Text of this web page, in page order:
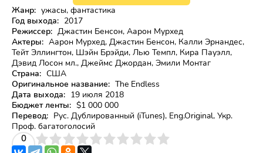
Жанр: ужасы, фантастика
Год выхода: 2017
Режиссер: Джастин Бенсон, Аарон Мурхед
Актеры: Аарон Мурхед, Джастин Бенсон, Калли Эрнандес,
Тейт Эллингтон, Шэйн Брэйди, Лью Темпл, Кира Пауэлл,
Дэвид Лосон мл., Джеймс Джордан, Эмили Монтаг
Страна: США
Оригинальное название: The Endless
Дата выхода: 19 июля 2018
Бюджет ленты: $1 000 000
Перевод: Рус. Дублированный (iTunes), Eng.Original, Укр.
Проф. багатоголосий
0
4 5 6 7 8 9 10